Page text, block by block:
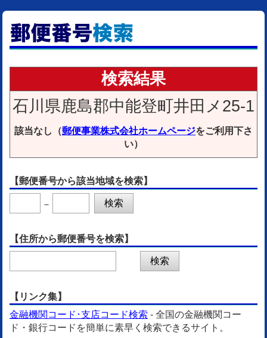
検索結果
石川県鹿島郡中能登町井田メ25-1
該当なし（郵便事業株式会社ホームページをご利用下さ
い）
【郵便番号から該当地域を検索】
－
【住所から郵便番号を検索】
【リンク集】
金融機関コード･支店コード検索 - 全国の金融機関コー
ド・銀行コードを簡単に素早く検索できるサイト。